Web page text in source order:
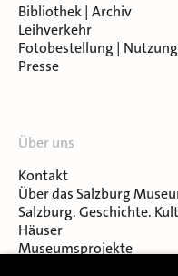
Bibliothek | Archiv
Leihverkehr
Fotobestellung |
Presse
Über uns
Kontakt
Über das Salzburg
Salzburg. Geschichte.
Häuser
Museumsprojekte